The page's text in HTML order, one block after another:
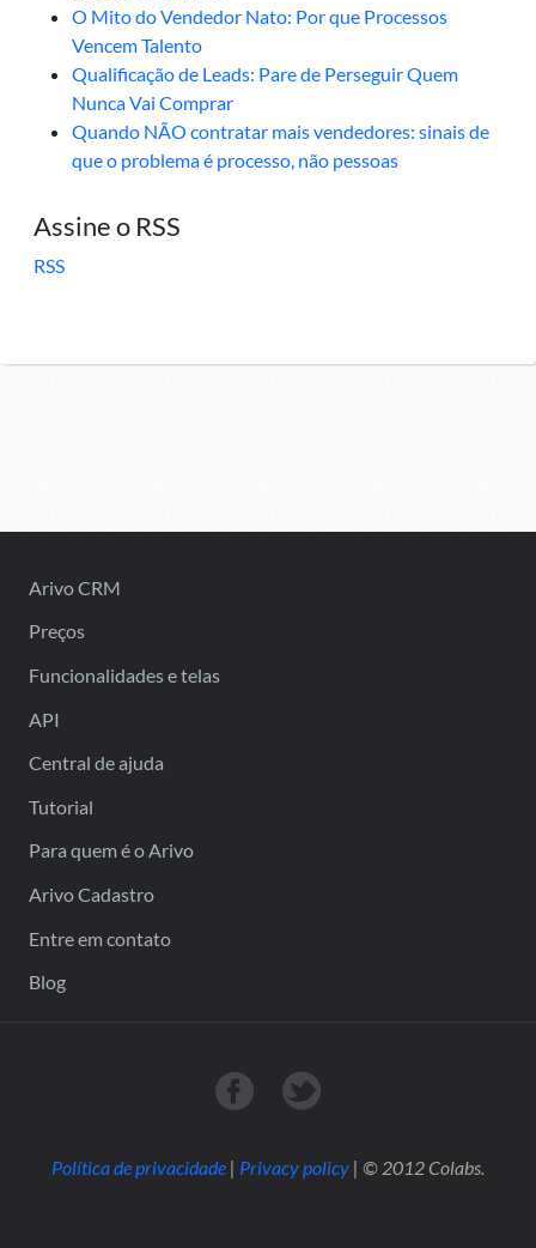
O Mito do Vendedor Nato: Por que Processos
Vencem Talento
Qualificação de Leads: Pare de Perseguir Quem
Nunca Vai Comprar
Quando NÃO contratar mais vendedores: sinais de
que o problema é processo, não pessoas
Assine o RSS
RSS
Arivo CRM
Preços
Funcionalidades e telas
API
Central de ajuda
Tutorial
Para quem é o Arivo
Arivo Cadastro
Entre em contato
Blog
Nossa página no Facebook
Siga-nos no Twitter
Política de privacidade | Privacy policy | © 2012 Colabs.